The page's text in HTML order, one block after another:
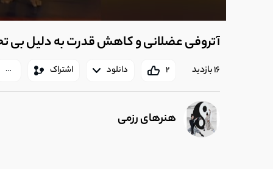
آتروفی عضلانی و کاهش قدرت به دلیل بی
2 دانلود اشتراک 16 بازدید
هنرهای رزمی